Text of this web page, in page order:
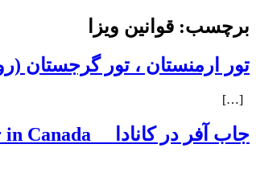
برچسب: قوانین ویزا
تور ارمنستان ، تور گرجستان
[…]
جاب آفر در کانادا Job offer in Canada